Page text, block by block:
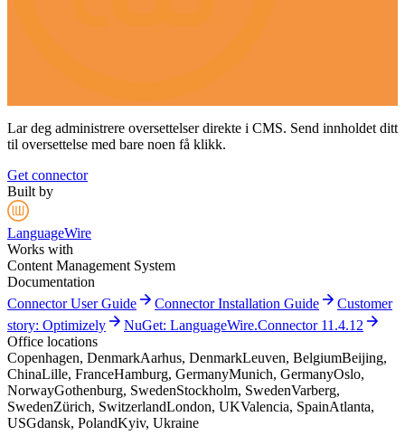
Lar deg administrere oversettelser direkte i CMS. Send innholdet ditt
til oversettelse med bare noen få klikk.
Get connector
Built by
LanguageWire
Works with
Content Management System
Documentation
Connector User Guide arrow_forward Connector Installation Guide arrow_forward Customer
story: Optimizely arrow_forward NuGet: LanguageWire.Connector 11.4.12 arrow_forward
Office locations
Copenhagen, DenmarkAarhus, DenmarkLeuven, BelgiumBeijing,
ChinaLille, FranceHamburg, GermanyMunich, GermanyOslo,
NorwayGothenburg, SwedenStockholm, SwedenVarberg,
SwedenZürich, SwitzerlandLondon, UKValencia, SpainAtlanta,
USGdansk, PolandKyiv, Ukraine